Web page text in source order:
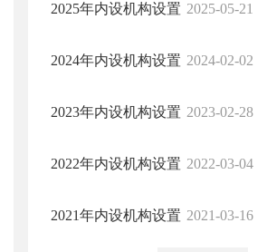
2025年内设机构设置 2025-05-21
2024年内设机构设置 2024-02-02
2023年内设机构设置 2023-02-28
2022年内设机构设置 2022-03-04
2021年内设机构设置 2021-03-16